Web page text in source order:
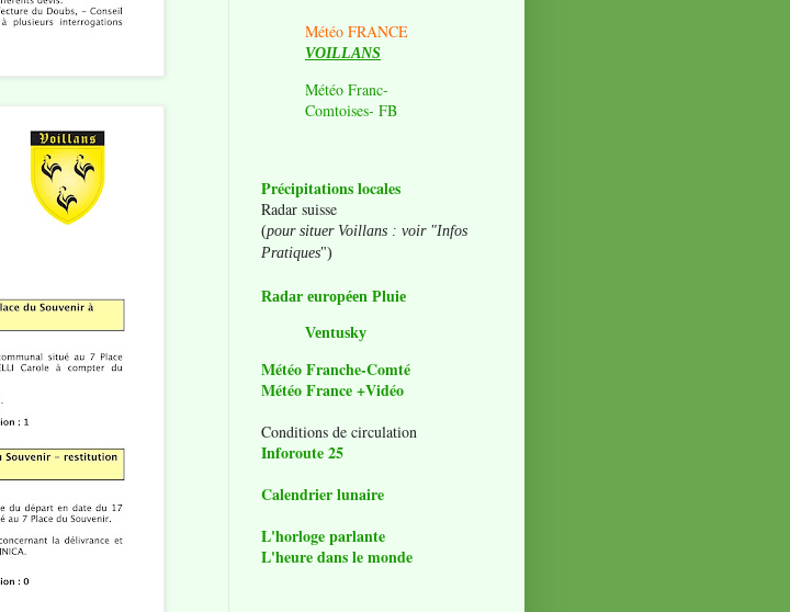
Météo FRANCE
VOILLANS
Météo Franc-
Comtoises- FB
Précipitations locales
Radar suisse
(pour situer Voillans : voir "Infos
Pratiques")
Radar européen Pluie
Ventusky
Météo Franche-Comté
Météo France +Vidéo
Conditions de circulation
Inforoute 25
Calendrier lunaire
L'horloge parlante
L'heure dans le monde